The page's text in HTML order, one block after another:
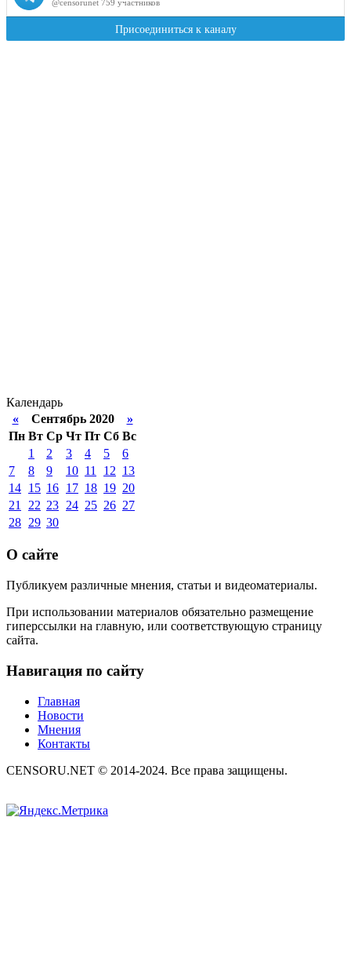
Календарь
«Сентябрь 2020 »
Пн Вт Ср Чт Пт Сб Вс
1
2 3 4 5
6
7
8 9 10 11 12 13
14 15 16 17 18 19 20
21
22 23 24 25 26 27
28 29 30
О сайте
Публикуем различные мнения, статьи и видеоматериалы.
При использовании материалов обязательно размещение
гиперссылки на главную, или соответствующую страницу
сайта.
Навигация по сайту
Главная
Новости
Мнения
Контакты
CENSORU.NET © 2014-2024. Все права защищены.